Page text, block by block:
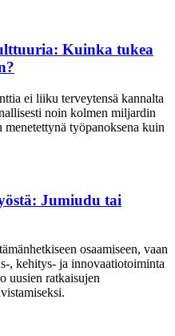
Kuinka tukea
ei liiku terveytensä kannalta
noin kolmen miljardin
työpanoksena kuin
Jumiudu tai
osaamiseen, vaan
, kehitys- ja innovaatiotoiminta
uusien ratkaisujen